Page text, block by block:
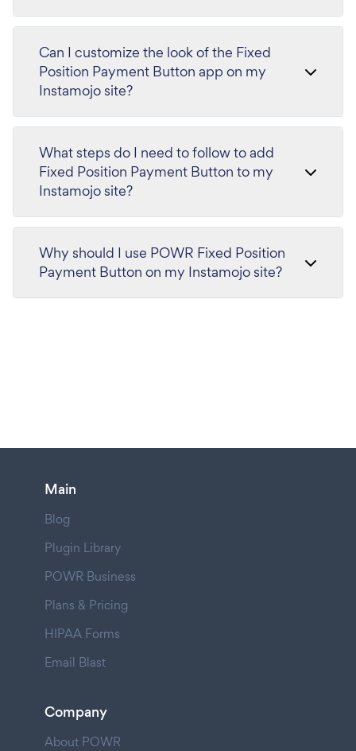
Can I customize the look of the Fixed
Position Payment Button app on my
Instamojo site?
What steps do I need to follow to add
Fixed Position Payment Button to my
Instamojo site?
Why should I use POWR Fixed Position
Payment Button on my Instamojo site?
Main
Blog
Plugin Library
POWR Business
Plans & Pricing
HIPAA Forms
Email Blast
Company
About POWR